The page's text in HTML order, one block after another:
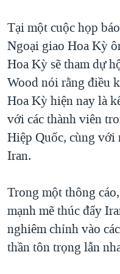
Tại một cuộc họp
Ngoại giao Hoa Kỳ
Hoa Kỳ sẽ tham dự
Wood nói rằng điều
Hoa Kỳ hiện nay là
với các thành viên
Hiệp Quốc, cùng
Iran.
Trong một thông
mạnh mẽ thúc đẩy
nghiêm chỉnh vào
thần tôn trọng lẫn